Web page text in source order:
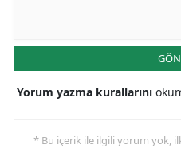
Yorum yazma kurallarını
* Bu içerik ile ilgili yorum yok,